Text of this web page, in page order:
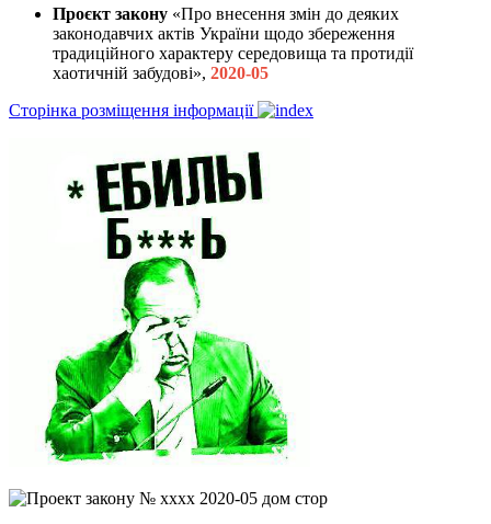
Проєкт закону «Про внесення змін до деяких
законодавчих актів України щодо збереження
традиційного характеру середовища та протидії
хаотичній забудові», 2020-05
Сторінка розміщення інформації